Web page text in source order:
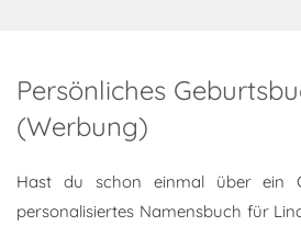
Persönliches
(Werbung)
Hast du schon einmal über ein
personalisiertes Namensbuch für